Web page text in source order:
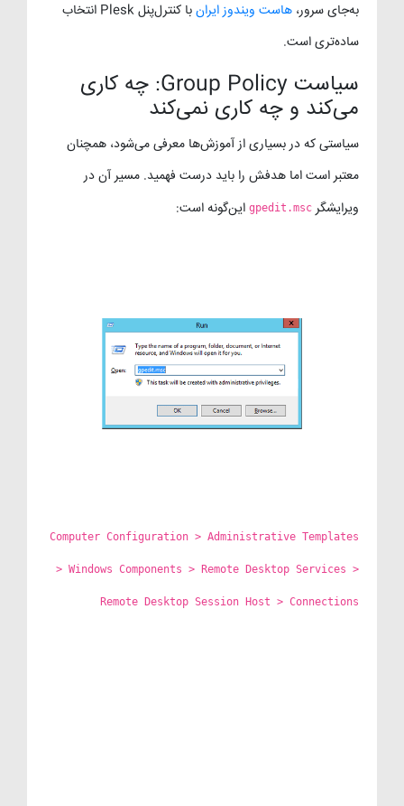
به‌جای سرور، هاست ویندوز ایران
با کنترل‌پنل Plesk انتخاب
ساده‌تری است.
سیاست Group Policy: چه کاری
می‌کند و چه کاری نمی‌کند
سیاستی که در بسیاری از آموزش‌ها معرفی می‌شود، همچنان
معتبر است اما هدفش را باید درست فهمید. مسیر آن در
ویرایشگر gpedit.msc این‌گونه است:
Computer Configuration > Administrative Templates
> Windows Components > Remote Desktop Services >
Remote Desktop Session Host > Connections